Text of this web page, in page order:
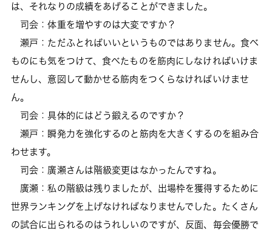
は、それなりの成績をあげることができました。
司会：体重を増やすのは大変ですか？
瀬戸：ただふとればいいというものではありません。食べ
ものにも気をつけて、食べたものを筋肉にしなければいけま
せんし、意図して動かせる筋肉をつくらなければいけませ
ん。
司会：具体的にはどう鍛えるのですか？
瀬戸：瞬発力を強化するのと筋肉を大きくするのを組み合
わせます。
司会：廣瀬さんは階級変更はなかったんですね。
廣瀬：私の階級は残りましたが、出場枠を獲得するために
世界ランキングを上げなければなりませんでした。たくさん
の試合に出られるのはうれしいのですが、反面、毎会優勝で